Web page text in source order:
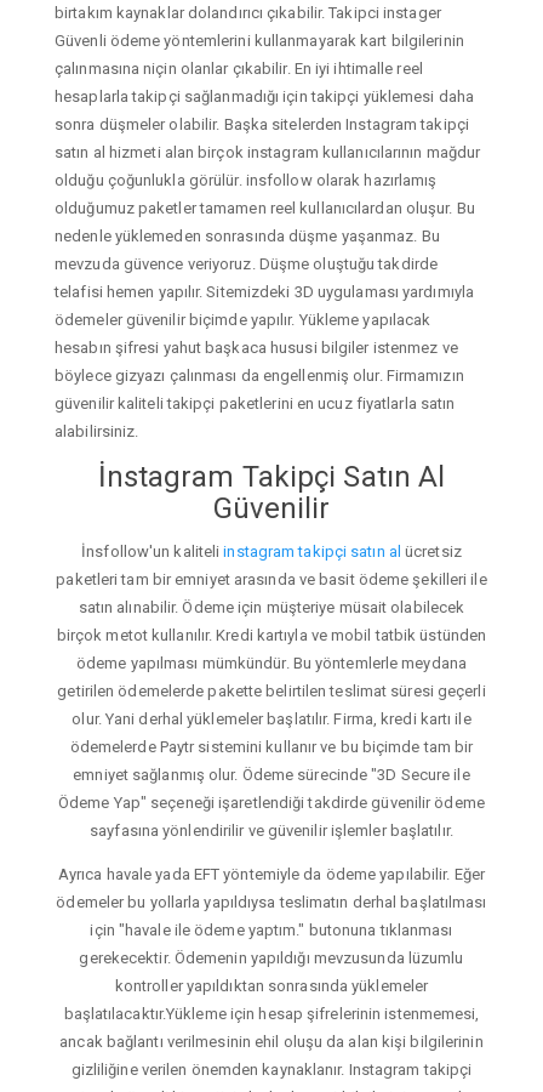
birtakım kaynaklar dolandırıcı çıkabilir. Takipci instager
Güvenli ödeme yöntemlerini kullanmayarak kart bilgilerinin
çalınmasına niçin olanlar çıkabilir. En iyi ihtimalle reel
hesaplarla takipçi sağlanmadığı için takipçi yüklemesi daha
sonra düşmeler olabilir. Başka sitelerden Instagram takipçi
satın al hizmeti alan birçok instagram kullanıcılarının mağdur
olduğu çoğunlukla görülür. insfollow olarak hazırlamış
olduğumuz paketler tamamen reel kullanıcılardan oluşur. Bu
nedenle yüklemeden sonrasında düşme yaşanmaz. Bu
mevzuda güvence veriyoruz. Düşme oluştuğu takdirde
telafisi hemen yapılır. Sitemizdeki 3D uygulaması yardımıyla
ödemeler güvenilir biçimde yapılır. Yükleme yapılacak
hesabın şifresi yahut başkaca hususi bilgiler istenmez ve
böylece gizyazı çalınması da engellenmiş olur. Firmamızın
güvenilir kaliteli takipçi paketlerini en ucuz fiyatlarla satın
alabilirsiniz.
İnstagram Takipçi Satın Al
Güvenilir
İnsfollow'un kaliteliinstagram takipçi satın al ücretsiz
paketleri tam bir emniyet arasında ve basit ödeme şekilleri ile
satın alınabilir. Ödeme için müşteriye müsait olabilecek
birçok metot kullanılır. Kredi kartıyla ve mobil tatbik üstünden
ödeme yapılması mümkündür. Bu yöntemlerle meydana
getirilen ödemelerde pakette belirtilen teslimat süresi geçerli
olur. Yani derhal yüklemeler başlatılır. Firma, kredi kartı ile
ödemelerde Paytr sistemini kullanır ve bu biçimde tam bir
emniyet sağlanmış olur. Ödeme sürecinde "3D Secure ile
Ödeme Yap" seçeneği işaretlendiği takdirde güvenilir ödeme
sayfasına yönlendirilir ve güvenilir işlemler başlatılır.
Ayrıca havale yada EFT yöntemiyle da ödeme yapılabilir. Eğer
ödemeler bu yollarla yapıldıysa teslimatın derhal başlatılması
için "havale ile ödeme yaptım." butonuna tıklanması
gerekecektir. Ödemenin yapıldığı mevzusunda lüzumlu
kontroller yapıldıktan sonrasında yüklemeler
başlatılacaktır.Yükleme için hesap şifrelerinin istenmemesi,
ancak bağlantı verilmesinin ehil oluşu da alan kişi bilgilerinin
gizliliğine verilen önemden kaynaklanır. Instagram takipçi